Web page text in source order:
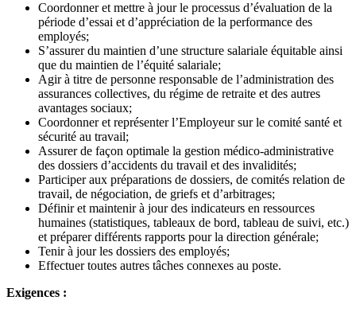
Coordonner et mettre à jour le processus d’évaluation de la
période d’essai et d’appréciation de la performance des
employés;
S’assurer du maintien d’une structure salariale équitable ainsi
que du maintien de l’équité salariale;
Agir à titre de personne responsable de l’administration des
assurances collectives, du régime de retraite et des autres
avantages sociaux;
Coordonner et représenter l’Employeur sur le comité santé et
sécurité au travail;
Assurer de façon optimale la gestion médico-administrative
des dossiers d’accidents du travail et des invalidités;
Participer aux préparations de dossiers, de comités relation de
travail, de négociation, de griefs et d’arbitrages;
Définir et maintenir à jour des indicateurs en ressources
humaines (statistiques, tableaux de bord, tableau de suivi, etc.)
et préparer différents rapports pour la direction générale;
Tenir à jour les dossiers des employés;
Effectuer toutes autres tâches connexes au poste.
Exigences :